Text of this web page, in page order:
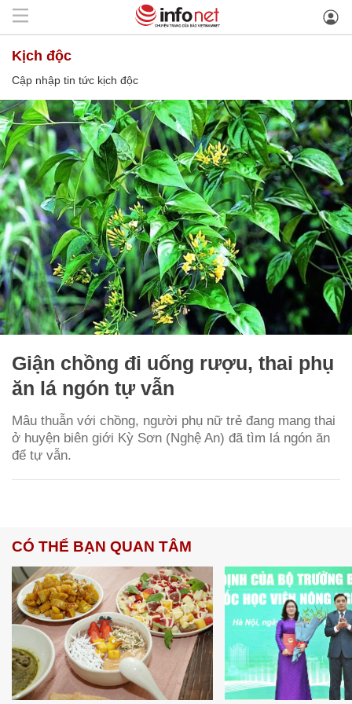
kịch độc
Cập nhập tin tức kịch độc
Giận chồng đi uống rượu, thai phụ
ăn lá ngón tự vẫn
Mâu thuẫn với chồng, người phụ nữ trẻ đang mang thai
ở huyện biên giới Kỳ Sơn (Nghệ An) đã tìm lá ngón ăn
để tự vẫn.
CÓ THỂ BẠN QUAN TÂM